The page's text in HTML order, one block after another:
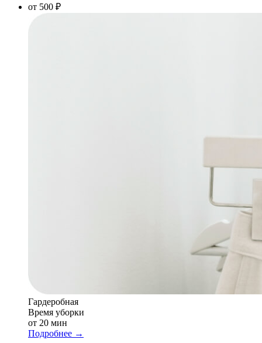
от 500 ₽
Гардеробная
Время уборки
от 20 мин
Подробнее →